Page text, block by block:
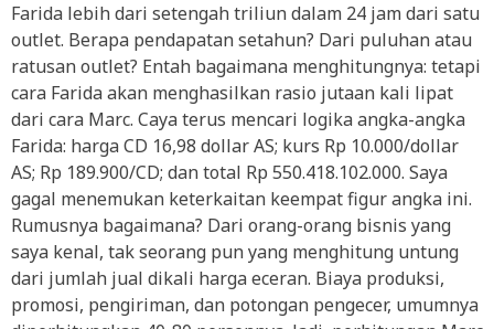
Farida lebih dari setengah triliun dalam 24 jam dari satu
outlet. Berapa pendapatan setahun? Dari puluhan atau
ratusan outlet? Entah bagaimana menghitungnya: tetapi
cara Farida akan menghasilkan rasio jutaan kali lipat
dari cara Marc. Caya terus mencari logika angka-angka
Farida: harga CD 16,98 dollar AS; kurs Rp 10.000/dollar
AS; Rp 189.900/CD; dan total Rp 550.418.102.000. Saya
gagal menemukan keterkaitan keempat figur angka ini.
Rumusnya bagaimana? Dari orang-orang bisnis yang
saya kenal, tak seorang pun yang menghitung untung
dari jumlah jual dikali harga eceran. Biaya produksi,
promosi, pengiriman, dan potongan pengecer, umumnya